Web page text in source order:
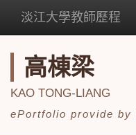
淡江大學教師歷程
高棟梁
KAO TONG-LIANG
ePortfolio provide by